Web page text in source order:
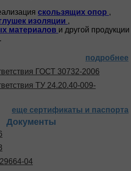
скользящих опор ,
изоляции ,
материалов и другой продукции
подробнее
ГОСТ 30732-2006
ТУ 24.20.40-009-
еще сертификаты и паспорта
Документы
04